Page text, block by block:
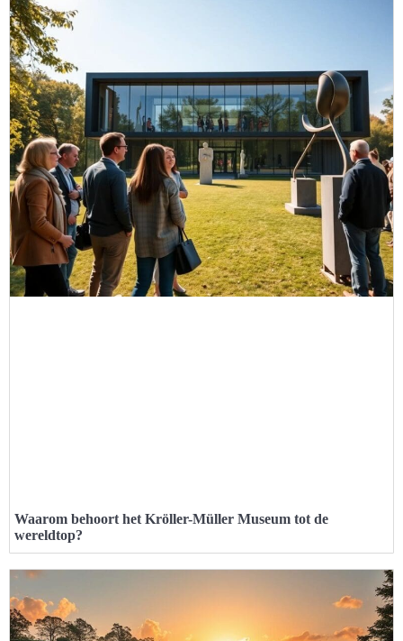
Waarom behoort het Kröller-Müller Museum tot de
wereldtop?